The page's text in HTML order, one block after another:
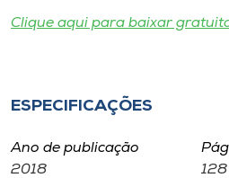
Store
Clique aqui para baixar
ESPECIFICAÇÕES
Ano de publicação
2018
128